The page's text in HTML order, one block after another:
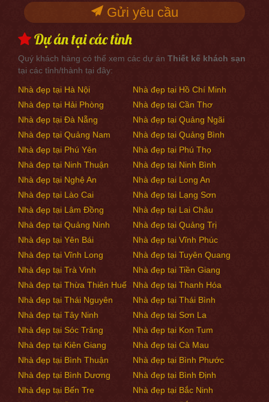
Gửi yêu cầu
Dự án tại các tỉnh
Quý khách hàng có thể xem các dự án Thiết kế khách sạn
tại các tỉnh/thành tại đây:
Nhà đẹp tại Hà Nội
Nhà đẹp tại Hồ Chí Minh
Nhà đẹp tại Hải Phòng
Nhà đẹp tại Cần Thơ
Nhà đẹp tại Đà Nẵng
Nhà đẹp tại Quảng Ngãi
Nhà đẹp tại Quảng Nam
Nhà đẹp tại Quảng Bình
Nhà đẹp tại Phú Yên
Nhà đẹp tại Phú Thọ
Nhà đẹp tại Ninh Thuận
Nhà đẹp tại Ninh Bình
Nhà đẹp tại Nghệ An
Nhà đẹp tại Long An
Nhà đẹp tại Lào Cai
Nhà đẹp tại Lạng Sơn
Nhà đẹp tại Lâm Đồng
Nhà đẹp tại Lai Châu
Nhà đẹp tại Quảng Ninh
Nhà đẹp tại Quảng Trị
Nhà đẹp tại Yên Bái
Nhà đẹp tại Vĩnh Phúc
Nhà đẹp tại Vĩnh Long
Nhà đẹp tại Tuyên Quang
Nhà đẹp tại Trà Vinh
Nhà đẹp tại Tiền Giang
Nhà đẹp tại Thừa Thiên Huế
Nhà đẹp tại Thanh Hóa
Nhà đẹp tại Thái Nguyên
Nhà đẹp tại Thái Bình
Nhà đẹp tại Tây Ninh
Nhà đẹp tại Sơn La
Nhà đẹp tại Sóc Trăng
Nhà đẹp tại Kon Tum
Nhà đẹp tại Kiên Giang
Nhà đẹp tại Cà Mau
Nhà đẹp tại Bình Thuận
Nhà đẹp tại Bình Phước
Nhà đẹp tại Bình Dương
Nhà đẹp tại Bình Định
Nhà đẹp tại Bến Tre
Nhà đẹp tại Bắc Ninh